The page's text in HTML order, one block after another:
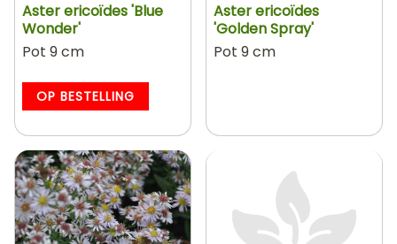
Aster ericoïdes 'Blue
Wonder'
Pot 9 cm
OP BESTELLING
Aster ericoïdes
'Golden Spray'
Pot 9 cm